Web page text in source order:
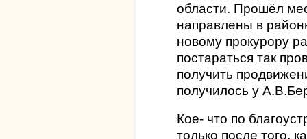
области. Прошёл
направлены в
новому прокурору
постараться так
получить
получилось у
Кое- что по
только после того,